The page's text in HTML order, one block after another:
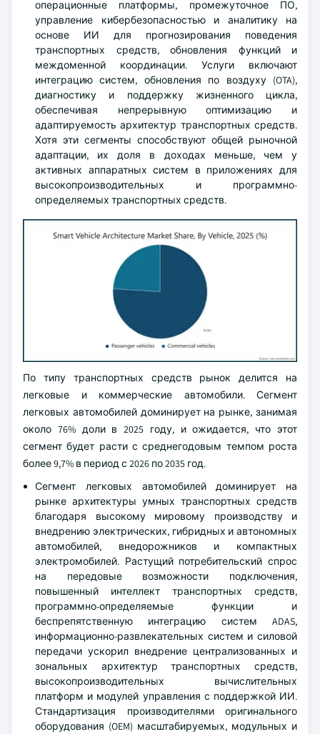
операционные платформы, промежуточное ПО,
управление кибербезопасностью и аналитику на
основе ИИ для прогнозирования поведения
транспортных средств, обновления функций и
междоменной координации. Услуги включают
интеграцию систем, обновления по воздуху (OTA),
диагностику и поддержку жизненного цикла,
обеспечивая непрерывную оптимизацию и
адаптируемость архитектур транспортных средств.
Хотя эти сегменты способствуют общей рыночной
адаптации, их доля в доходах меньше, чем у
активных аппаратных систем в приложениях для
высокопроизводительных и программно-
определяемых транспортных средств.
По типу транспортных средств рынок делится на
легковые и коммерческие автомобили. Сегмент
легковых автомобилей доминирует на рынке, занимая
около 76% доли в 2025 году, и ожидается, что этот
сегмент будет расти с среднегодовым темпом роста
более 9,7% в период с 2026 по 2035 год.
Сегмент легковых автомобилей доминирует на
рынке архитектуры умных транспортных средств
благодаря высокому мировому производству и
внедрению электрических, гибридных и автономных
автомобилей, внедорожников и компактных
электромобилей. Растущий потребительский спрос
на передовые возможности подключения,
повышенный интеллект транспортных средств,
программно-определяемые функции и
беспрепятственную интеграцию систем ADAS,
информационно-развлекательных систем и силовой
передачи ускорил внедрение централизованных и
зональных архитектур транспортных средств,
высокопроизводительных вычислительных
платформ и модулей управления с поддержкой ИИ.
Стандартизация производителями оригинального
оборудования (OEM) масштабируемых, модульных и